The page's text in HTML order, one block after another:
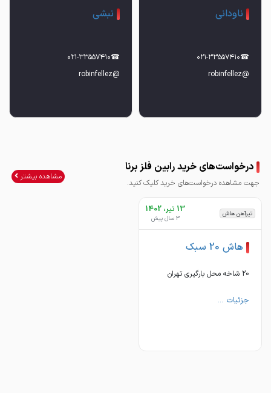
ناودانی
@robinfellez
نبشی
@robinfellez
درخواست‌های خرید رابین فلز برنا
جهت مشاهده درخواست‌های خرید کلیک کنید.
مشاهده بیشتر
تیرآهن هاش 13 تیر، 1402
3 سال پیش
هاش 20 سبک
20 شاخه محل بارگیری تهران
جزئیات ...